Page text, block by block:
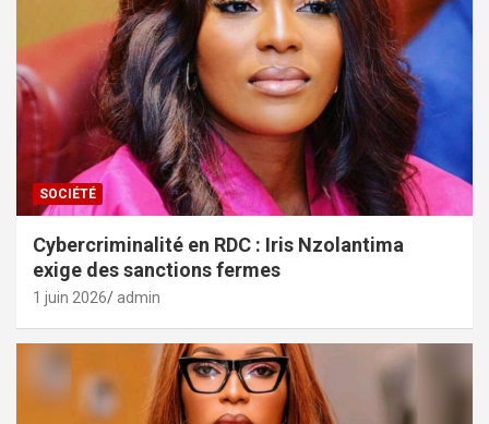
SOCIÉTÉ
Cybercriminalité en RDC : Iris Nzolantima
exige des sanctions fermes
1 juin 2026 admin